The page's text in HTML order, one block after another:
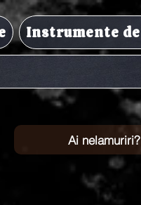
Instrumente
Ai